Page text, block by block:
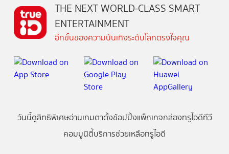
THE NEXT WORLD-CLASS SMART
ENTERTAINMENT
อีกขั้นของความบันเทิงระดับโลกตรงใจคุณ
วันนี้ดูสิทธิพิเศษอ่านเกมตาตั้งช้อปปิ้งแพ็กเกจกล่องทรูไอดีทีวี
คอมมูนิตี้บริการช่วยเหลือทรูไอดี